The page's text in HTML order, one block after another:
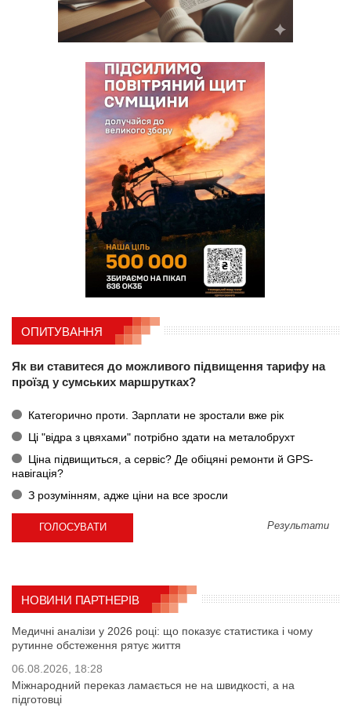
ОПИТУВАННЯ
Як ви ставитеся до можливого підвищення тарифу на
проїзд у сумських маршрутках?
Категорично проти. Зарплати не зростали вже рік
Ці "відра з цвяхами" потрібно здати на металобрухт
Ціна підвищиться, а сервіс? Де обіцяні ремонти й GPS-
навігація?
З розумінням, адже ціни на все зросли
Результати
НОВИНИ ПАРТНЕРІВ
Медичні аналізи у 2026 році: що показує статистика і чому
рутинне обстеження рятує життя
06.08.2026, 18:28
Міжнародний переказ ламається не на швидкості, а на
підготовці